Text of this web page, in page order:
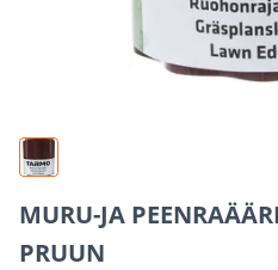
MURU-JA
PRUUN